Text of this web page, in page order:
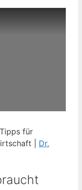
für
| Dr.